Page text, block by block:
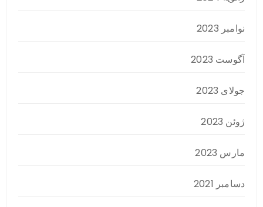
نوامبر 2023
آگوست 2023
جولای 2023
ژوئن 2023
مارس 2023
دسامبر 2021